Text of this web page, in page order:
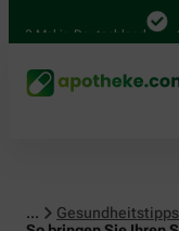
Mal in Deutschland
... Gesundheitstipps
Herz, Kreislauf &